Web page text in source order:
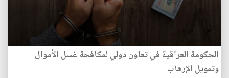
الحكومة العراقية في تعاون دولي لمكافحة غسل الأموال
وتمويل الإرهاب